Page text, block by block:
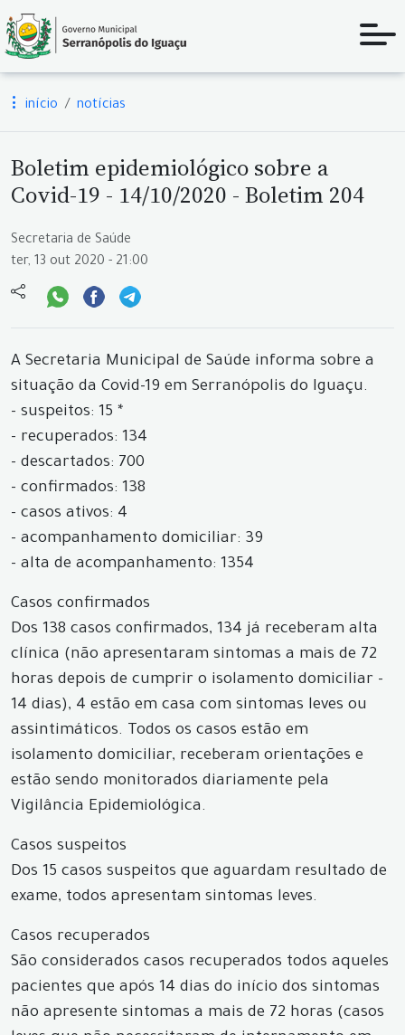
início notícias
Boletim epidemiológico sobre a
Covid-19 - 14/10/2020 - Boletim 204
Secretaria de Saúde
ter, 13 out 2020 - 21:00
A Secretaria Municipal de Saúde informa sobre a
situação da Covid-19 em Serranópolis do Iguaçu.
- suspeitos: 15 *
- recuperados: 134
- descartados: 700
- confirmados: 138
- casos ativos: 4
- acompanhamento domiciliar: 39
- alta de acompanhamento: 1354
Casos confirmados
Dos 138 casos confirmados, 134 já receberam alta
clínica (não apresentaram sintomas a mais de 72
horas depois de cumprir o isolamento domiciliar -
14 dias), 4 estão em casa com sintomas leves ou
assintimáticos. Todos os casos estão em
isolamento domiciliar, receberam orientações e
estão sendo monitorados diariamente pela
Vigilância Epidemiológica.
Casos suspeitos
Dos 15 casos suspeitos que aguardam resultado de
exame, todos apresentam sintomas leves.
Casos recuperados
São considerados casos recuperados todos aqueles
pacientes que após 14 dias do início dos sintomas
não apresente sintomas a mais de 72 horas (casos